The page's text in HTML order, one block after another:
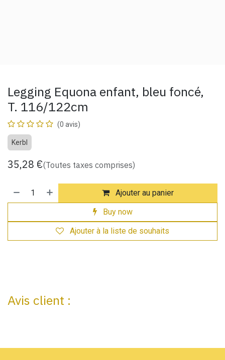
Legging Equona enfant, bleu foncé,
T. 116/122cm
(0 avis)
Kerbl
35,28 €(Toutes taxes comprises)
Ajouter au panier
Buy now
Ajouter à la liste de souhaits
Avis client :